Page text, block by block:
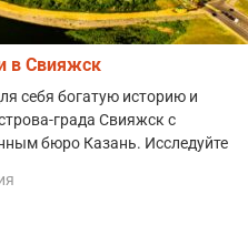
в Свияжск
себя богатую историю и
града Свияжск с
бюро Казань. Исследуйте